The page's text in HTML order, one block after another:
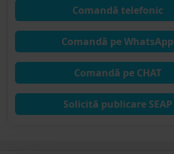
Comandă telefonic
Comandă pe WhatsApp
Comandă pe CHAT
Solicită publicare SEAP